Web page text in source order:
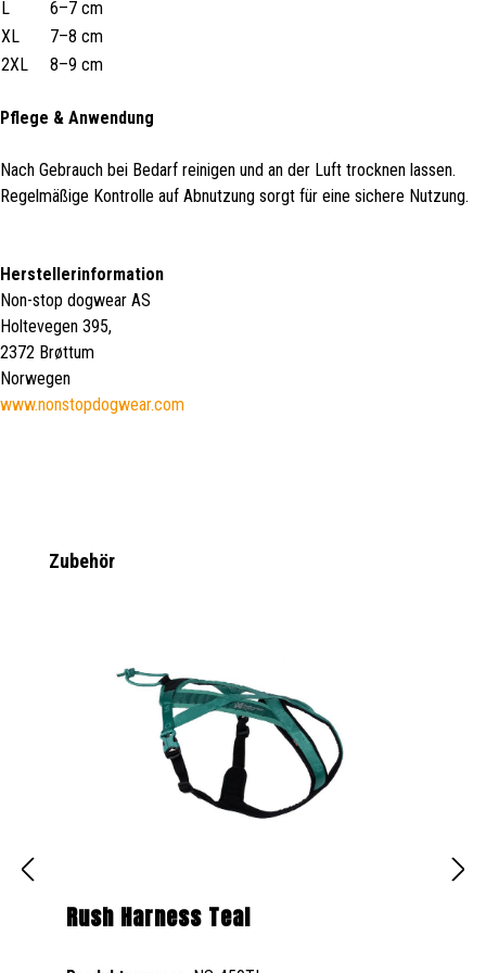
L
6–7 cm
XL
7–8 cm
2XL
8–9 cm
Pflege & Anwendung
Nach Gebrauch bei Bedarf reinigen und an der Luft trocknen lassen.
Regelmäßige Kontrolle auf Abnutzung sorgt für eine sichere Nutzung.
Herstellerinformation
Non-stop dogwear AS
Holtevegen 395,
2372 Brøttum
Norwegen
www.nonstopdogwear.com
Produktgalerie überspringen
Zubehör
Rush Harness Teal